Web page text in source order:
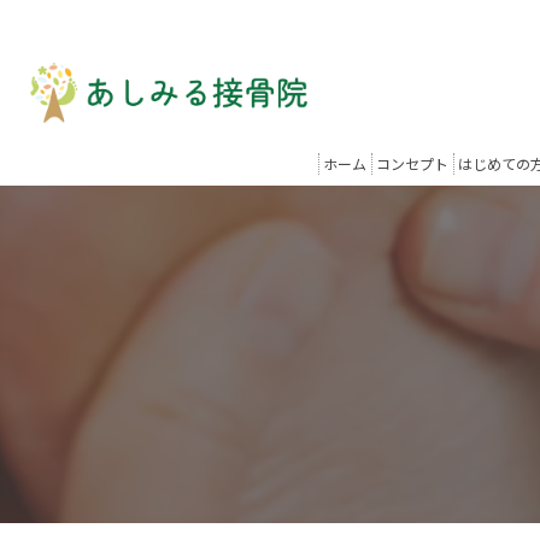
ホーム コンセプト はじめての